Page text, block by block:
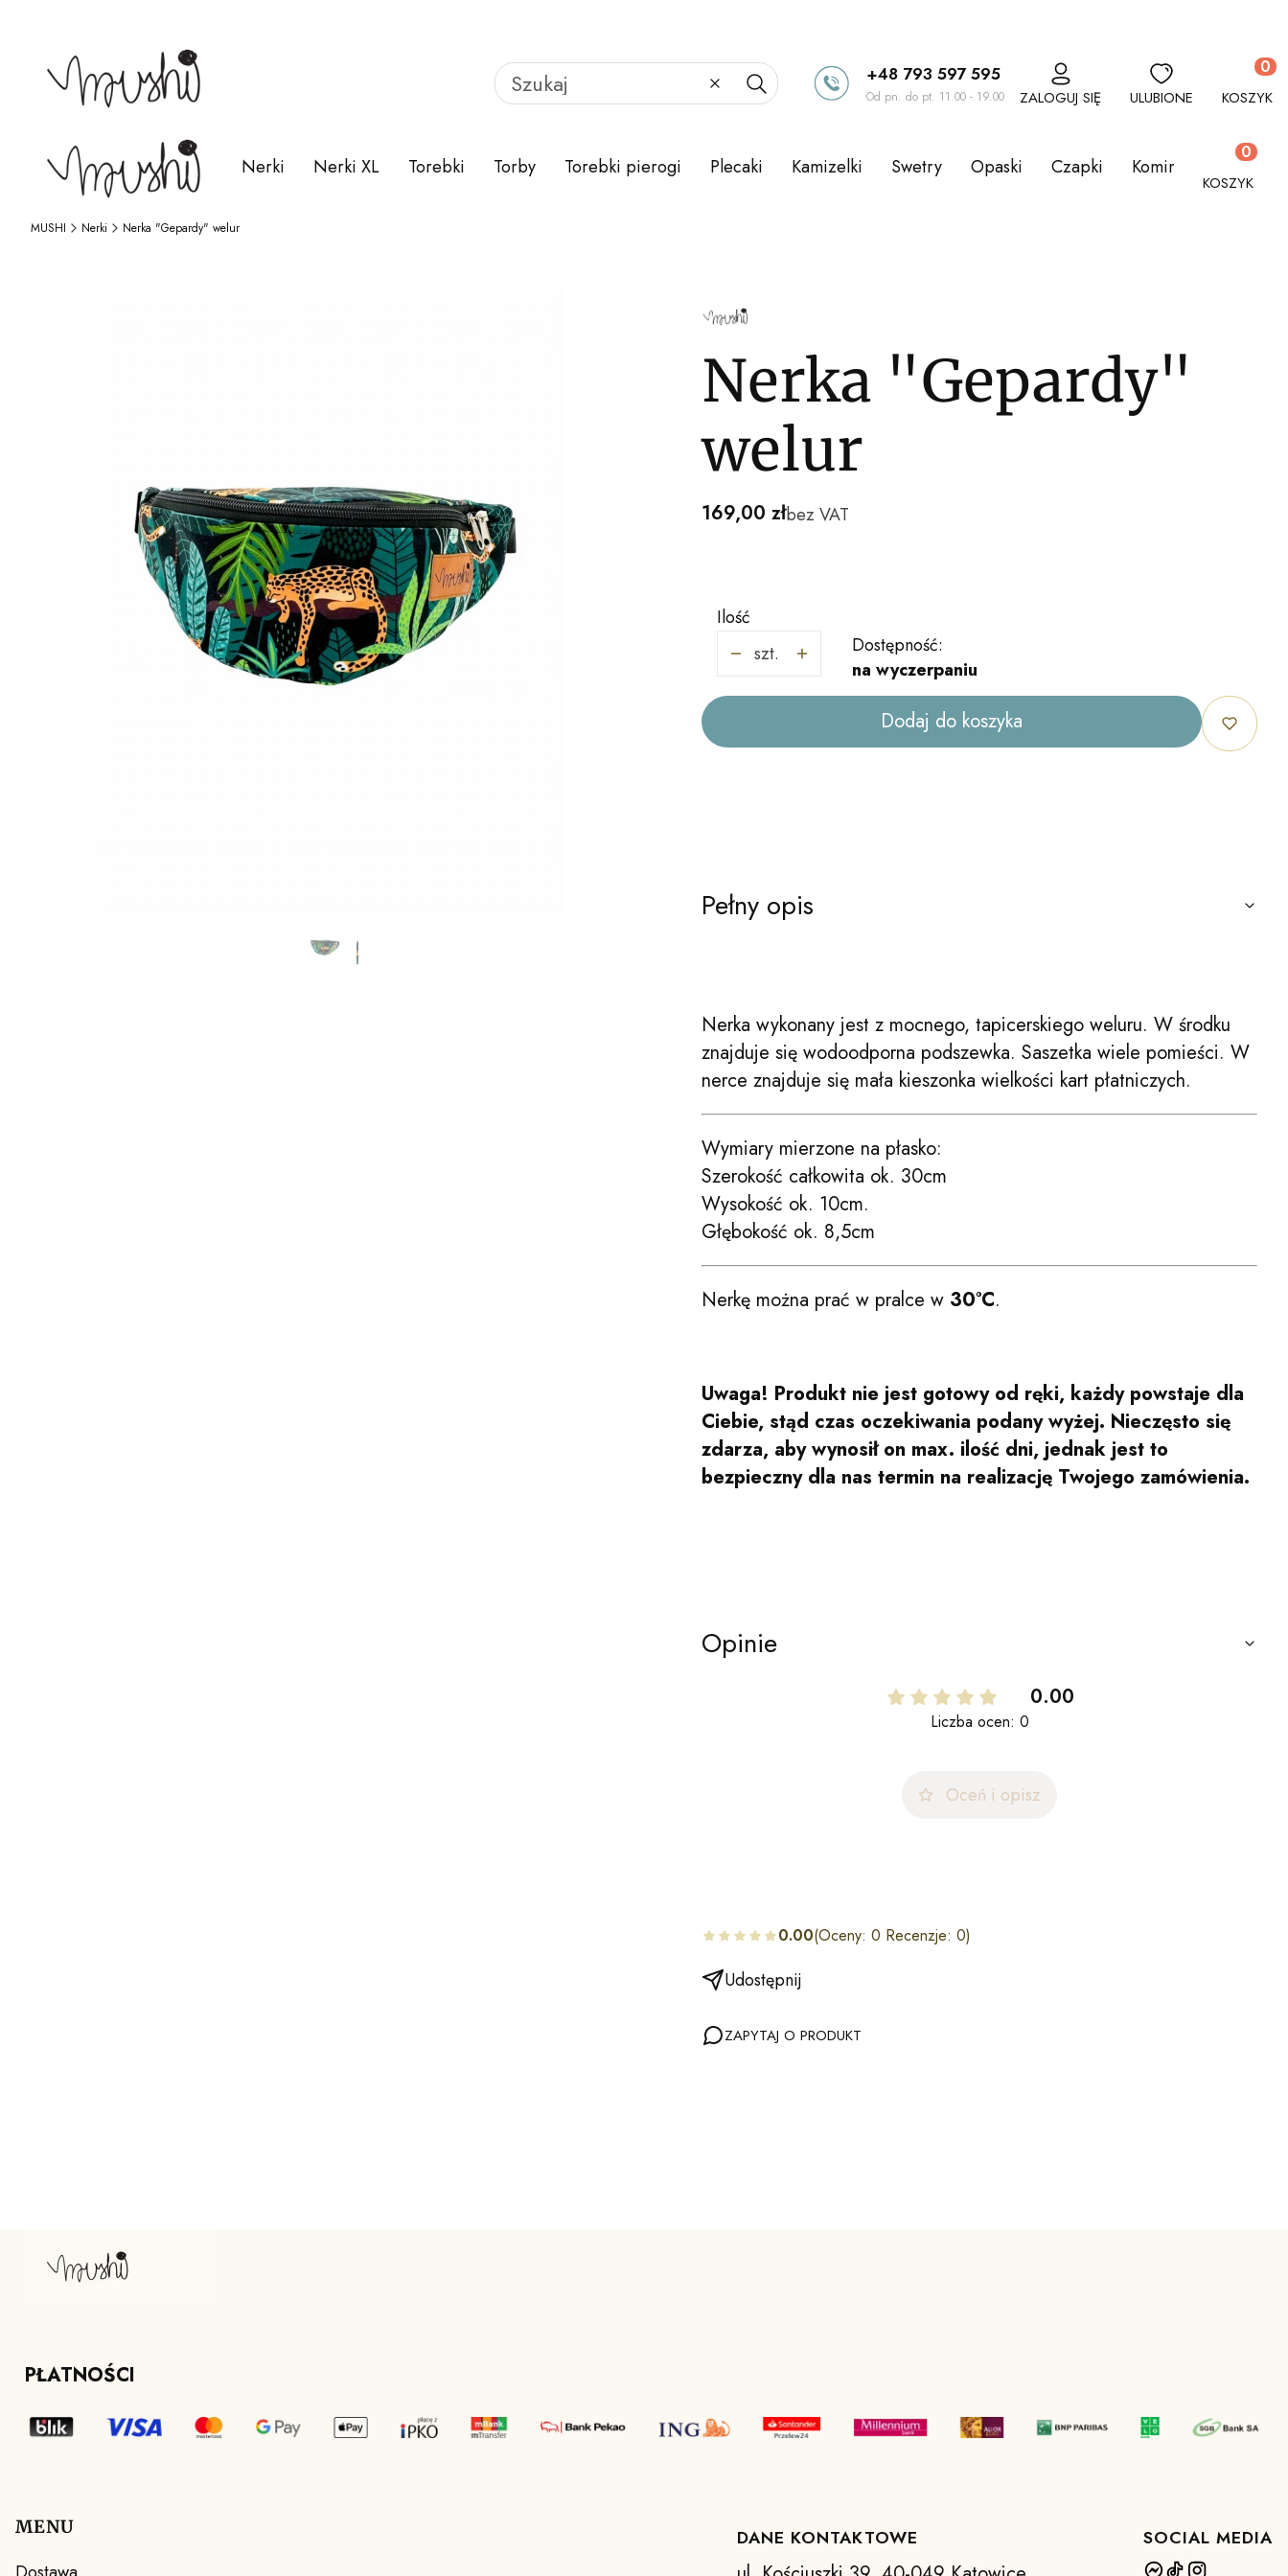
Wyczyść
Szukaj
+48 793 597 595
Od pn. do pt. 11.00 - 19.00 ZALOGUJ SIĘ ULUBIONE KOSZYK
Nerki Nerki XL Torebki Torby Torebki pierogi Plecaki Kamizelki Swetry Opaski Czapki Kominy Komplety
KOSZYK
MUSHI Nerki Nerka "Gepardy" welur
Nerka "Gepardy"
welur
Cena
169,00 złbez VAT
Ilość
szt.
Dostępność:
na wyczerpaniu
Dodaj do koszyka
Pełny opis
Nerka wykonany jest z mocnego, tapicerskiego weluru. W środku
znajduje się wodoodporna podszewka. Saszetka wiele pomieści. W
nerce znajduje się mała kieszonka wielkości kart płatniczych.
Wymiary mierzone na płasko:
Szerokość całkowita ok. 30cm
Wysokość ok. 10cm.
Głębokość ok. 8,5cm
Nerkę można prać w pralce w 30°C.
Uwaga! Produkt nie jest gotowy od ręki, każdy powstaje dla
Ciebie, stąd czas oczekiwania podany wyżej. Nieczęsto się
zdarza, aby wynosił on max. ilość dni, jednak jest to
bezpieczny dla nas termin na realizację Twojego zamówienia.
Opinie
0.00
Liczba ocen: 0
Oceń i opisz
0.00(Oceny: 0 Recenzje: 0)
Udostępnij
ZAPYTAJ O PRODUKT
PŁATNOŚCI
Linki w stopce
MENU DANE KONTAKTOWE SOCIAL MEDIA